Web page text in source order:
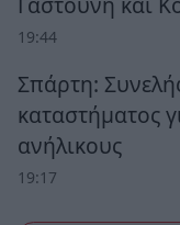
19:44
Σπάρτη:
καταστήματος
ανήλικους
19:17